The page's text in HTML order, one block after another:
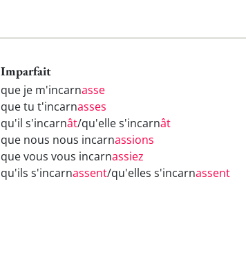
Imparfait
que je m'incarnasse
que tu t'incarnasses
qu'il s'incarnât/qu'elle s'incarnât
que nous nous incarnassions
que vous vous incarnassiez
qu'ils s'incarnassent/qu'elles s'incarnassent